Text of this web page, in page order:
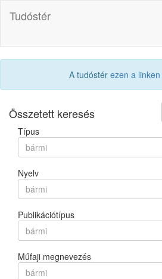
Tudóstér
A tudóstér ezen a linken
Összetett keresés
Típus
bármi
Nyelv
bármi
Publikációtípus
bármi
Műfaji megnevezés
bármi